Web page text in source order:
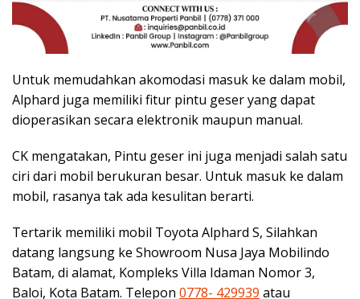
Untuk memudahkan akomodasi masuk ke dalam mobil,
Alphard juga memiliki fitur pintu geser yang dapat
dioperasikan secara elektronik maupun manual.
CK mengatakan, Pintu geser ini juga menjadi salah satu
ciri dari mobil berukuran besar. Untuk masuk ke dalam
mobil, rasanya tak ada kesulitan berarti.
Tertarik memiliki mobil Toyota Alphard S, Silahkan
datang langsung ke Showroom Nusa Jaya Mobilindo
Batam, di alamat, Kompleks Villa Idaman Nomor 3,
Baloi, Kota Batam. Telepon 0778- 429939 atau